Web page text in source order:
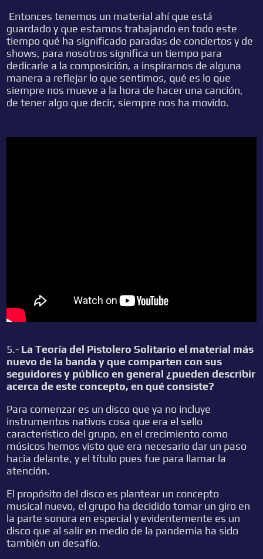
Entonces tenemos un material ahí que está
guardado y que estamos trabajando en todo este
tiempo qué ha significado paradas de conciertos y de
shows, para nosotros significa un tiempo para
dedicarle a la composición, a inspirarnos de alguna
manera a reflejar lo que sentimos, qué es lo que
siempre nos mueve a la hora de hacer una canción,
de tener algo que decir, siempre nos ha movido.
5.- La Teoría del Pistolero Solitario el material más
nuevo de la banda y que comparten con sus
seguidores y público en general ¿pueden describir
acerca de este concepto, en qué consiste?
Para comenzar es un disco que ya no incluye
instrumentos nativos cosa que era el sello
característico del grupo, en el crecimiento como
músicos hemos visto que era necesario dar un paso
hacia delante, y el título pues fue para llamar la
atención.
El propósito del disco es plantear un concepto
musical nuevo, el grupo ha decidido tomar un giro en
la parte sonora en especial y evidentemente es un
disco que al salir en medio de la pandemia ha sido
también un desafío.